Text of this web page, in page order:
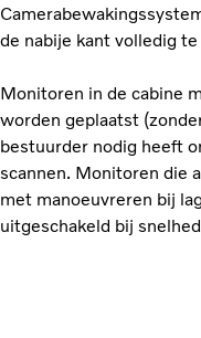
de nabije kant volledig
Monitoren in de cabine
worden geplaatst
bestuurder nodig heeft
scannen. Monitoren die
met manoeuvreren bij
uitgeschakeld bij